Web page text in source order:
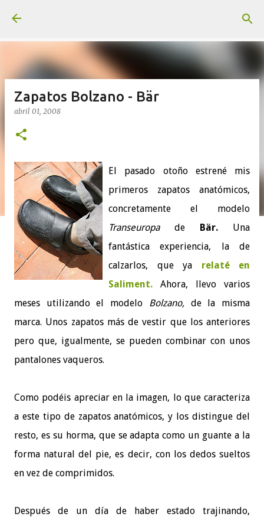
Zapatos Bolzano - Bär
abril 01, 2008
El pasado otoño estrené mis
primeros zapatos anatómicos,
concretamente el modelo
Transeuropa de Bär. Una
fantástica experiencia, la de
calzarlos, que ya relaté en
Saliment. Ahora, llevo varios
meses utilizando el modelo Bolzano, de la misma
marca. Unos zapatos más de vestir que los anteriores
pero que, igualmente, se pueden combinar con unos
pantalones vaqueros.
Como podéis apreciar en la imagen, lo que caracteriza
a este tipo de zapatos anatómicos, y los distingue del
resto, es su horma, que se adapta como un guante a la
forma natural del pie, es decir, con los dedos sueltos
en vez de comprimidos.
Después de un día de haber estado trajinando,